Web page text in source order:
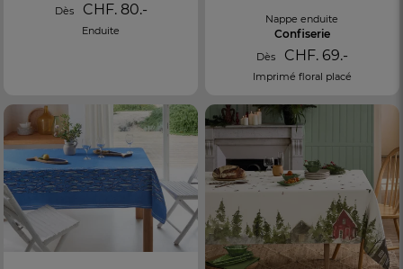
Dès CHF. 80.-
Enduite
Nappe enduite
Confiserie
Dès CHF. 69.-
Imprimé floral placé